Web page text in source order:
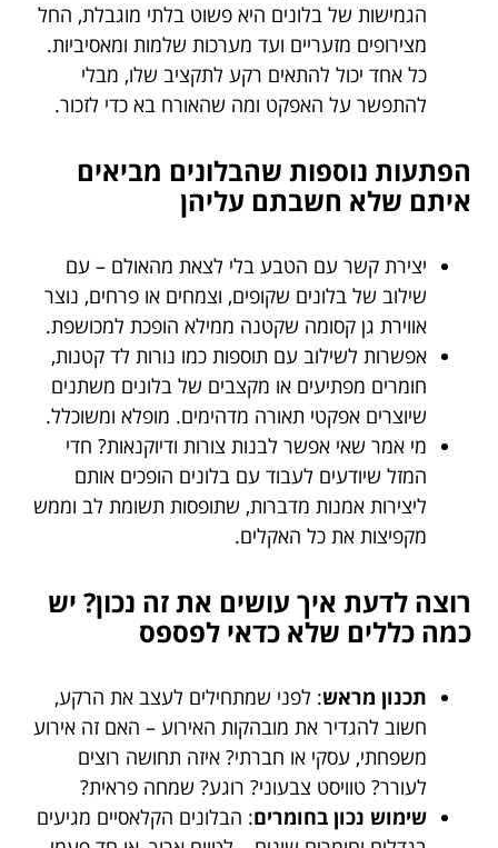
הגמישות של בלונים היא פשוט בלתי מוגבלת, החל
מצירופים מזעריים ועד מערכות שלמות ומאסיביות.
כל אחד יכול להתאים רקע לתקציב שלו, מבלי
להתפשר על האפקט ומה שהאורח בא כדי לזכור.
הפתעות נוספות שהבלונים מביאים
איתם שלא חשבתם עליהן
יצירת קשר עם הטבע בלי לצאת מהאולם – עם
שילוב של בלונים שקופים, וצמחים או פרחים, נוצר
אווירת גן קסומה שקטנה ממילא הופכת למכושפת.
אפשרות לשילוב עם תוספות כמו נורות לד קטנות,
חומרים מפתיעים או מקצבים של בלונים משתנים
שיוצרים אפקטי תאורה מדהימים. מופלא ומשוכלל.
מי אמר שאי אפשר לבנות צורות ודיוקנאות? חדי
המזל שיודעים לעבוד עם בלונים הופכים אותם
ליצירות אמנות מדברות, שתופסות תשומת לב וממש
מקפיצות את כל האקלים.
רוצה לדעת איך עושים את זה נכון? יש
כמה כללים שלא כדאי לפספס
תכנון מראש: לפני שמתחילים לעצב את הרקע,
חשוב להגדיר את מובהקות האירוע – האם זה אירוע
משפחתי, עסקי או חברתי? איזה תחושה רוצים
לעורר? טוויסט צבעוני? רוגע? שמחה פראית?
שימוש נכון בחומרים: הבלונים הקלאסיים מגיעים